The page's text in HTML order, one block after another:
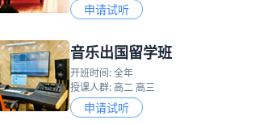
申请试听
音乐出国留学班
开班时间: 全年
授课人群: 高二 高三
申请试听